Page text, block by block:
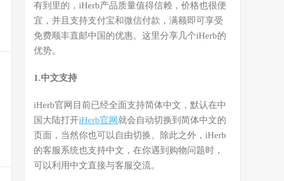
有到里的，iHerb产品质量值得信赖，价格也很便
宜，并且支持支付宝和微信付款，满额即可享受
免费顺丰直邮中国的优惠。这里分享几个iHerb的
优势。
1.中文支持
iHerb官网目前已经全面支持简体中文，默认在中
国大陆打开iHerb官网 就会自动切换到简体中文的
页面，当然你也可以自由切换。除此之外，iHerb
的客服系统也支持中文，在你遇到购物问题时，
可以利用中文直接与客服交流。